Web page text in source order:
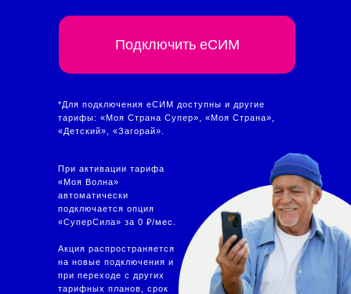
При активации тарифа
«Моя Волна»
автоматически
подключается опция
«СуперСила» за 0 ₽/мес.
Акция распространяется
на новые подключения и
при переходе с других
тарифных планов, срок
Подключить еСИМ
*Для подключения еСИМ доступны и другие
тарифы: «Моя Страна Супер», «Моя Страна»,
«Детский», «Загорай».